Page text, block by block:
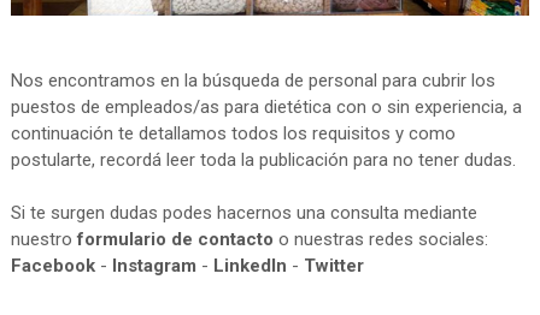
Nos encontramos en la búsqueda de personal para cubrir los
puestos de empleados/as para dietética con o sin experiencia, a
continuación te detallamos todos los requisitos y como
postularte, recordá leer toda la publicación para no tener dudas.
Si te surgen dudas podes hacernos una consulta mediante
nuestroformulario de contacto o nuestras redes sociales:
Facebook- Instagram - LinkedIn - Twitter